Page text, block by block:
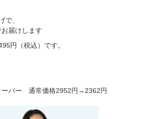
で、
届けします
円（税込）です。
ーバー 通常価格2952円→2362円